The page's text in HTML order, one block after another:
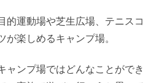
的運動場や芝生広場、テニスコ
が楽しめるキャンプ場。
ャンプ場ではどんなことができ